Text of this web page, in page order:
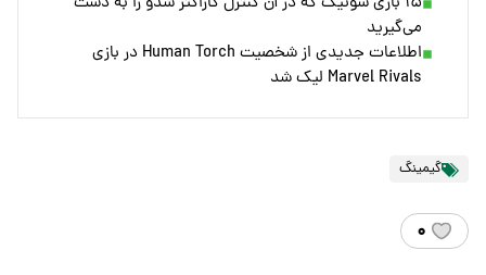
می‌گیرید
اطلاعات جدیدی از شخصیت Human Torch در بازی
Marvel Rivals لیک شد
گیمینگ
۰